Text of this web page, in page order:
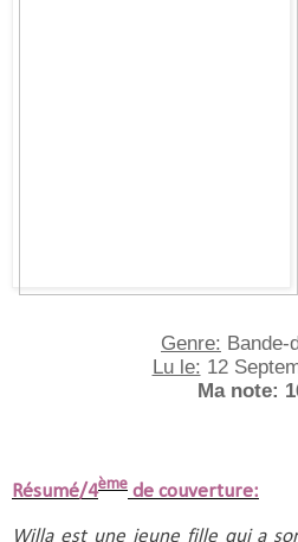
Genre: Bande-
Lu le: 12
Ma note:
Résumé/4ème de couverture:
Willa est une jeune fille qui a